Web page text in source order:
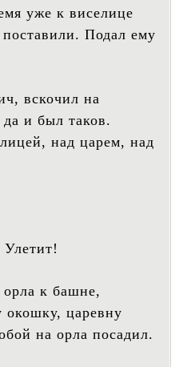
уже к виселице
Подал ему
вскочил на
и был таков.
над царем, над
к башне,
окошку, царевну
на орла посадил.